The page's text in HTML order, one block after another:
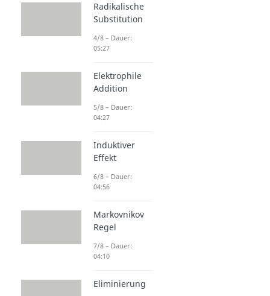
Radikalische
Substitution
4/8 – Dauer:
05:27
Elektrophile
Addition
5/8 – Dauer:
04:27
Induktiver
Effekt
6/8 – Dauer:
04:56
Markovnikov
Regel
7/8 – Dauer:
04:10
Eliminierung